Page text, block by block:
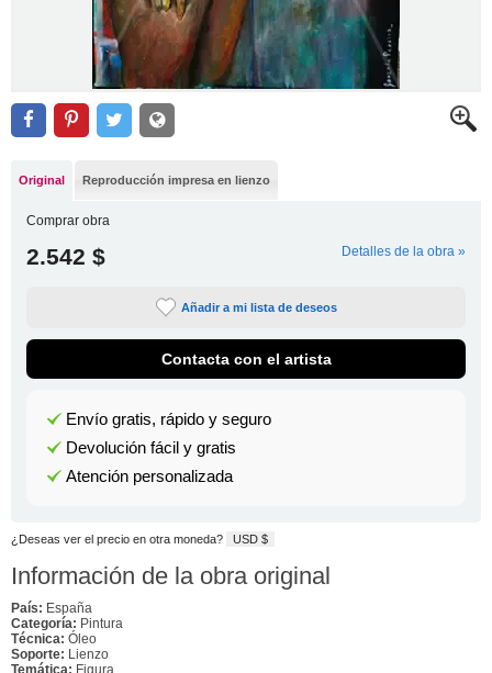
Original Reproducción impresa en lienzo
Comprar obra
2.542 $ Detalles de la obra »
Añadir a mi lista de deseos
Contacta con el artista
Envío gratis, rápido y seguro
Devolución fácil y gratis
Atención personalizada
¿Deseas ver el precio en otra moneda? USD $
Información de la obra original
País: España
Categoría: Pintura
Técnica: Óleo
Soporte: Lienzo
Temática: Figura